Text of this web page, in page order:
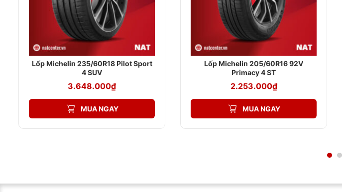
Lốp Michelin 235/60R18 Pilot Sport
4 SUV
3.648.000₫
MUA NGAY
Lốp Michelin 205/60R16 92V
Primacy 4 ST
2.253.000₫
MUA NGAY